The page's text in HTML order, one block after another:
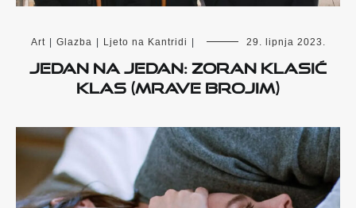
Art Glazba Ljeto na Kantridi 29. lipnja 2023.
Jedan na Jedan: Zoran Klasić
Klas (Mrave Brojim)